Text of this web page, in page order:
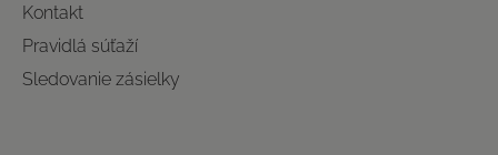
Kontakt
Pravidlá súťaží
Sledovanie zásielky